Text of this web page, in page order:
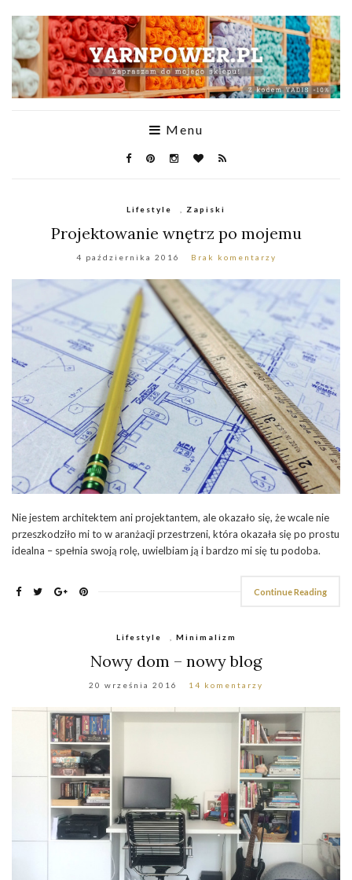
Menu
Lifestyle Zapiski
Projektowanie wnętrz po mojemu
4 października 2016 Brak komentarzy
Nie jestem architektem ani projektantem, ale okazało się, że wcale nie
przeszkodziło mi to w aranżacji przestrzeni, która okazała się po prostu
idealna – spełnia swoją rolę, uwielbiam ją i bardzo mi się tu podoba.
Continue Reading
Lifestyle Minimalizm
Nowy dom – nowy blog
20 września 2016 14 komentarzy